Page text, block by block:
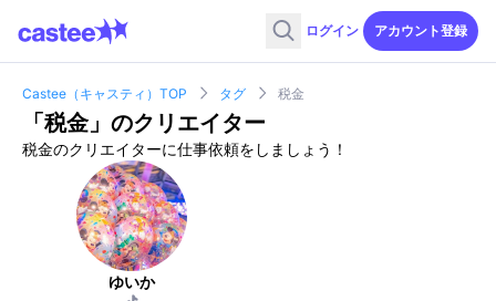
ログイン アカウント登録
Castee（キャスティ）TOP タグ 税金
「税金」のクリエイター
税金のクリエイターに仕事依頼をしましょう！
ゆいか